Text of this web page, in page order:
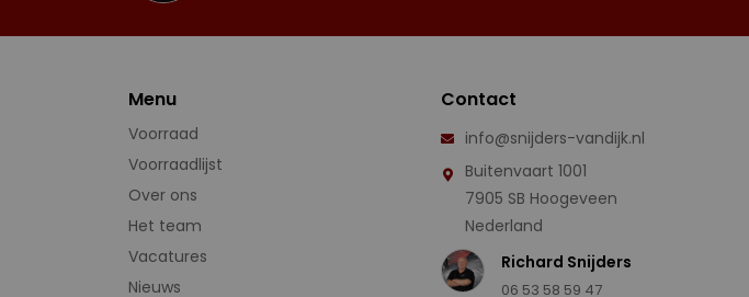
Menu
Voorraad
Voorraadlijst
Over ons
Het team
Vacatures
Nieuws
Contact
info@snijders-vandijk.nl
Buitenvaart 1001
7905 SB Hoogeveen
Nederland
Richard Snijders
06 53 58 59 47